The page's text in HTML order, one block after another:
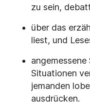
zu sein,
über das
liest, und
angemessene
Situationen
jemanden
ausdrücken.